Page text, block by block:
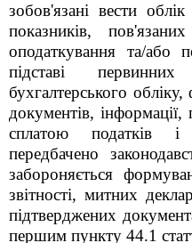
зобов'язані вести
показників,
оподаткування та/або
підставі первинних
бухгалтерського обліку,
документів,
сплатою податків
передбачено
забороняється
звітності, митних
підтверджених
першим пункту 44.1